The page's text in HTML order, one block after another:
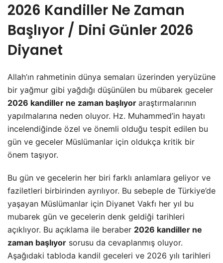
2026 Kandiller Ne Zaman
Başlıyor / Dini Günler 2026
Diyanet
Allah’ın rahmetinin dünya semaları üzerinden yeryüzüne
bir yağmur gibi yağdığı düşünülen bu mübarek geceler
2026 kandiller ne zaman başlıyor araştırmalarının
yapılmalarına neden oluyor. Hz. Muhammed’in hayatı
incelendiğinde özel ve önemli olduğu tespit edilen bu
gün ve geceler Müslümanlar için oldukça kritik bir
önem taşıyor.
Bu gün ve gecelerin her biri farklı anlamlara geliyor ve
faziletleri birbirinden ayrılıyor. Bu sebeple de Türkiye’de
yaşayan Müslümanlar için Diyanet Vakfı her yıl bu
mubarek gün ve gecelerin denk geldiği tarihleri
açıklıyor. Bu açıklama ile beraber 2026 kandiller ne
zaman başlıyor sorusu da cevaplanmış oluyor.
Aşağıdaki tabloda kandil geceleri ve 2026 yılı tarihleri